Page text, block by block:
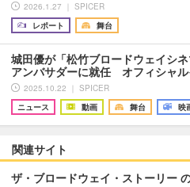
2026.1.27 ｜ SPICER
レポート
舞台
城田優が「松竹ブロードウェイシ
アンバサダーに就任 オフィシャ
2025.10.22 ｜ SPICER
ニュース
動画 舞台 映
関連サイト
ザ・ブロードウェイ・ストーリー